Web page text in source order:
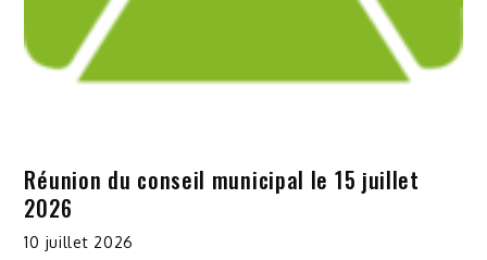
Réunion du conseil municipal le 15 juillet
2026
10 juillet 2026